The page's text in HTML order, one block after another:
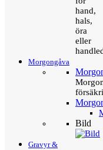
hand,
hals,
öra
eller
Morgongåva
Bild
Gravyr &